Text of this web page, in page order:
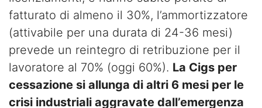
fatturato di almeno il 30%, l’ammortizzatore
(attivabile per una durata di 24-36 mesi)
prevede un reintegro di retribuzione per il
lavoratore al 70% (oggi 60%). La Cigs per
cessazione si allunga di altri 6 mesi per le
crisi industriali aggravate dall’emergenza